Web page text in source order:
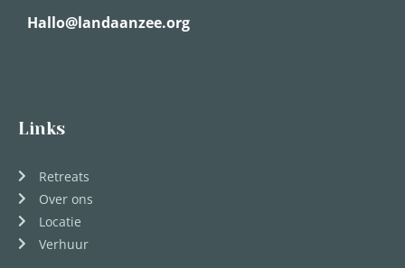
Hallo@landaanzee.org
Links
Retreats
Over ons
Locatie
Verhuur